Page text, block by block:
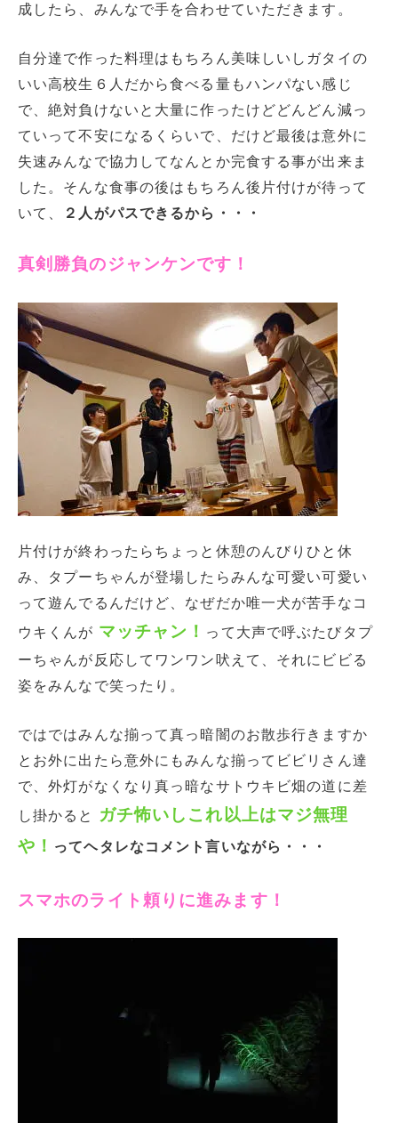
成したら、みんなで手を合わせていただきます。
自分達で作った料理はもちろん美味しいしガタイの
いい高校生６人だから食べる量もハンパない感じ
で、絶対負けないと大量に作ったけどどんどん減っ
ていって不安になるくらいで、だけど最後は意外に
失速みんなで協力してなんとか完食する事が出来ま
した。そんな食事の後はもちろん後片付けが待って
いて、
２人がパスできるから・・・
真剣勝負のジャンケンです！
片付けが終わったらちょっと休憩のんびりひと休
み、タプーちゃんが登場したらみんな可愛い可愛い
って遊んでるんだけど、なぜだか唯一犬が苦手なコ
ウキくんが マッチャン！ って大声で呼ぶたびタプ
ーちゃんが反応してワンワン吠えて、それにビビる
姿をみんなで笑ったり。
ではではみんな揃って真っ暗闇のお散歩行きますか
とお外に出たら意外にもみんな揃ってビビリさん達
で、外灯がなくなり真っ暗なサトウキビ畑の道に差
し掛かると
ガチ怖いしこれ以上はマジ無理
や！ ってヘタレなコメント言いながら・・・
スマホのライト頼りに進みます！